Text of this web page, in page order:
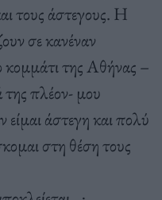
τους άστεγους. Η
σε κανέναν
της Αθήνας –
της πλέον- μου
είμαι άστεγη και πολύ
στη θέση τους